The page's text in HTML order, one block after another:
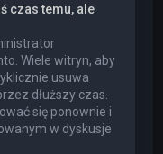
czas temu, ale
Wiele witryn, aby
usuwa
dłuższy czas.
się ponownie i
w dyskusje